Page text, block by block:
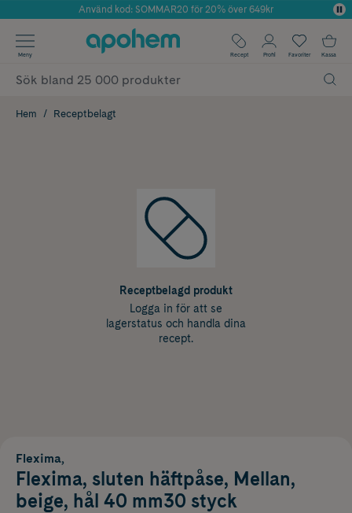
Årets Butik 2025 inom Skönhet
Använd kod: SOMMAR20 för 20% över 649kr
✓ Fri frakt
✓ Poäng på alla köp*
Meny Recept Profil Favoriter Kassa
Hem Receptbelagt
Receptbelagd produkt
Logga in för att se
lagerstatus och handla dina
recept.
Flexima,
Flexima, sluten häftpåse, Mellan,
beige, hål 40 mm30 styck